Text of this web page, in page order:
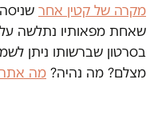
מקרה של קטין אחר
שאחת מפאותיו נתלשה
בסרטון שברשותו ניתן
מצלם? מה נהיה? מה